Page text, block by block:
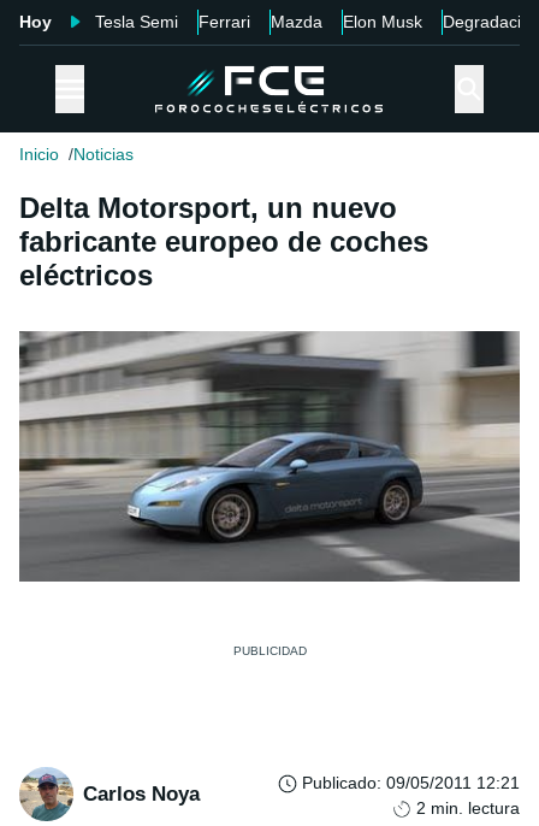
Hoy Tesla Semi Ferrari Mazda Elon Musk Degradación
Inicio Noticias
Delta Motorsport, un nuevo
fabricante europeo de coches
eléctricos
Carlos Noya Publicado: 09/05/2011 12:21
2 min. lectura